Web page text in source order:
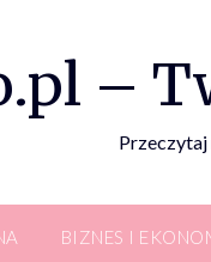
–
BIZNES I